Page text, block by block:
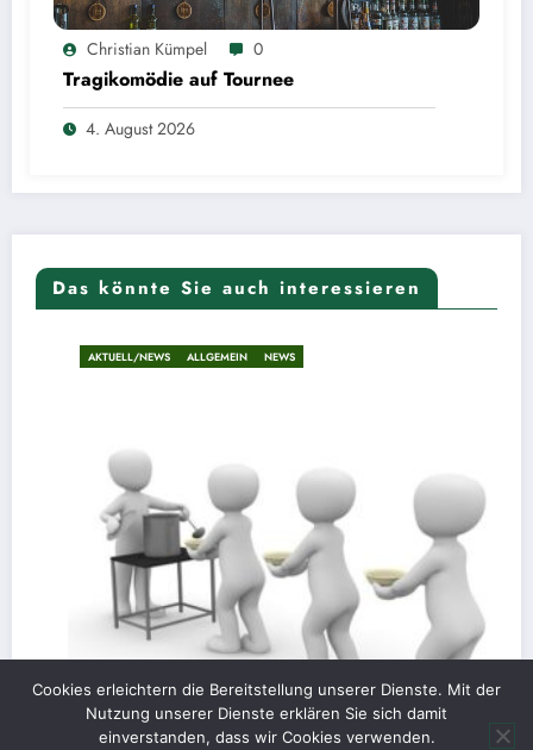
Christian Kümpel 0
Tragikomödie auf Tournee
4. August 2026
Das könnte Sie auch interessieren
AKTUELL/NEWS ALLGEMEIN NEWS
Cookies erleichtern die Bereitstellung unserer Dienste. Mit der
Nutzung unserer Dienste erklären Sie sich damit
einverstanden, dass wir Cookies verwenden.